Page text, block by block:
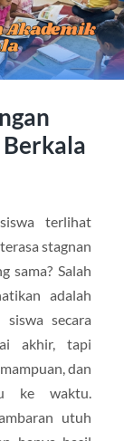
terlihat
stagnan
sama? Salah
adalah
siswa secara
akhir, tapi
dan
ke waktu.
utuh